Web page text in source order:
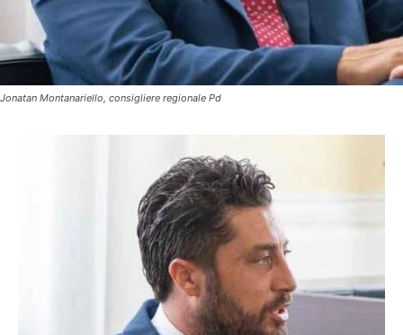
Jonatan Montanariello, consigliere regionale Pd